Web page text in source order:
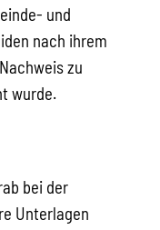
und
nach ihrem
zu
wurde.
bei der
Unterlagen